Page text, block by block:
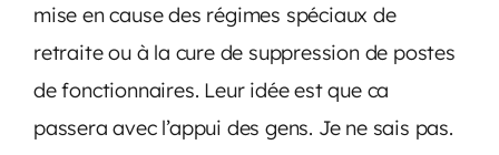
mise en cause des régimes spéciaux de
retraite ou à la cure de suppression de postes
de fonctionnaires. Leur idée est que ca
passera avec l’appui des gens. Je ne sais pas.